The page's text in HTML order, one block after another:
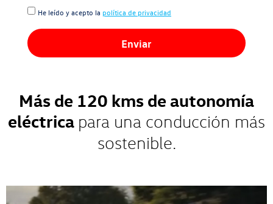
He leído y acepto la política de privacidad
Enviar
Más de 120 kms de autonomía
eléctrica para una conducción más
sostenible.